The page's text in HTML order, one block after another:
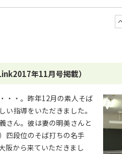
年11月号掲載）
・・。昨年12月の素人そば
い指導をいただきました。
さん。彼は妻の明美さんと
四段位のそば打ちの名手
阪から来ていただきまし